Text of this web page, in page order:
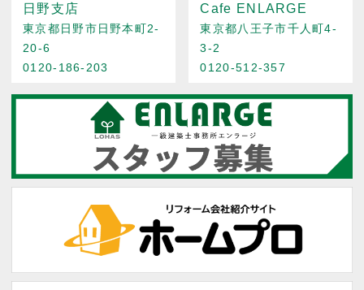
日野支店
東京都日野市日野本町2-
20-6
0120-186-203
Cafe ENLARGE
東京都八王子市千人町4-
3-2
0120-512-357